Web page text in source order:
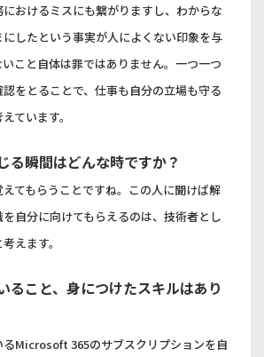
おけるミスにも繋がりますし、わからな
したという事実が人によくない印象を与
こと自体は罪ではありません。一つ一つ
をとることで、仕事も自分の立場も守る
ています。
る瞬間はどんな時ですか？
てもらうことですね。この人に聞けば解
自分に向けてもらえるのは、技術者とし
えます。
ること、身につけたスキルはあり
るMicrosoft 365のサブスクリプションを自